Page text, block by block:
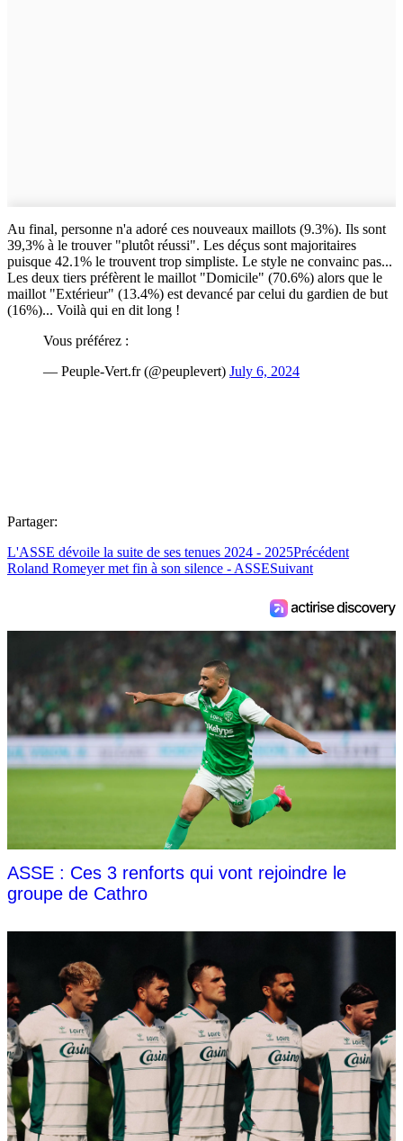
Au final, personne n'a adoré ces nouveaux maillots (9.3%). Ils sont
39,3% à le trouver "plutôt réussi". Les déçus sont majoritaires
puisque 42.1% le trouvent trop simpliste. Le style ne convainc pas...
Les deux tiers préfèrent le maillot "Domicile" (70.6%) alors que le
maillot "Extérieur" (13.4%) est devancé par celui du gardien de but
(16%)... Voilà qui en dit long !
Vous préférez :
— Peuple-Vert.fr (@peuplevert) July 6, 2024
Partager:
L'ASSE dévoile la suite de ses tenues 2024 - 2025Précédent
Roland Romeyer met fin à son silence - ASSESuivant
ASSE : Ces 3 renforts qui vont rejoindre le
groupe de Cathro